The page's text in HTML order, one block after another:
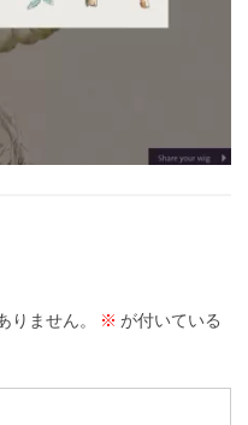
りません。 ※ が付いている